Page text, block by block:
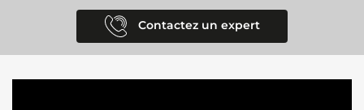
Contactez un expert